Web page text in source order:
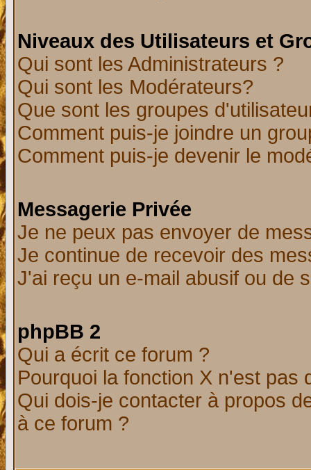
Niveaux des Utilisateurs et
Qui sont les Administrateurs ?
Qui sont les Modérateurs?
Que sont les groupes
Comment puis-je joindre un
Comment puis-je devenir le
Messagerie Privée
Je ne peux pas envoyer de
Je continue de recevoir des
J'ai reçu un e-mail abusif ou de
phpBB 2
Qui a écrit ce forum ?
Pourquoi la fonction X n'est pas
Qui dois-je contacter à propos
à ce forum ?